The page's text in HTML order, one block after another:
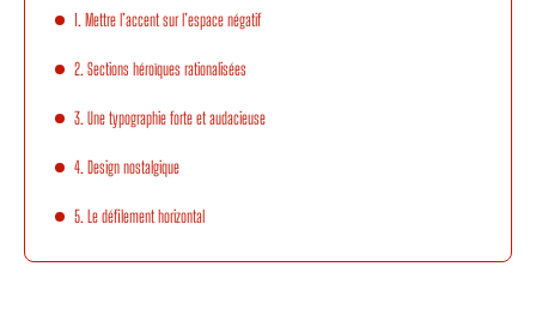
1. Mettre l’accent sur l’espace négatif
2. Sections héroïques rationalisées
3. Une typographie forte et audacieuse
4. Design nostalgique
5. Le défilement horizontal